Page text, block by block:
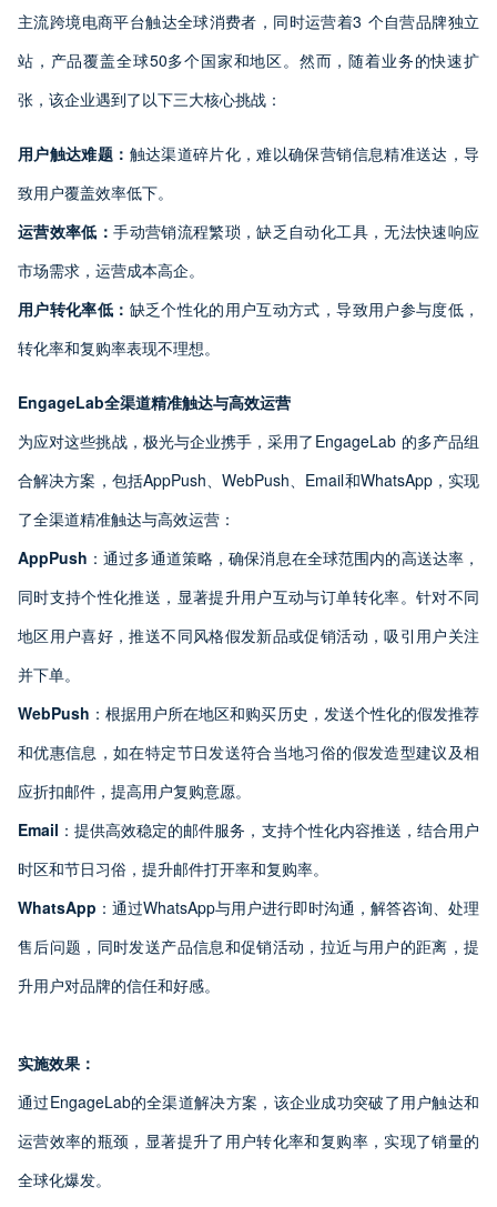
主流跨境电商平台触达全球消费者，同时运营着3 个自营品牌独立
站，产品覆盖全球50多个国家和地区。然而，随着业务的快速扩
张，该企业遇到了以下三大核心挑战：
用户触达难题： 触达渠道碎片化，难以确保营销信息精准送达，导
致用户覆盖效率低下。
运营效率低：手动营销流程繁琐，缺乏自动化工具，无法快速响应
市场需求，运营成本高企。
用户转化率低： 缺乏个性化的用户互动方式，导致用户参与度低，
转化率和复购率表现不理想。
EngageLab全渠道精准触达与高效运营
为应对这些挑战，极光与企业携手，采用了EngageLab 的多产品组
合解决方案，包括AppPush、WebPush、Email和WhatsApp，实现
了全渠道精准触达与高效运营：
AppPush ：通过多通道策略，确保消息在全球范围内的高送达率，
同时支持个性化推送，显著提升用户互动与订单转化率。针对不同
地区用户喜好，推送不同风格假发新品或促销活动，吸引用户关注
并下单。
WebPush ：根据用户所在地区和购买历史，发送个性化的假发推荐
和优惠信息，如在特定节日发送符合当地习俗的假发造型建议及相
应折扣邮件，提高用户复购意愿。
Email ：提供高效稳定的邮件服务，支持个性化内容推送，结合用户
时区和节日习俗，提升邮件打开率和复购率。
WhatsApp ：通过WhatsApp与用户进行即时沟通，解答咨询、处理
售后问题，同时发送产品信息和促销活动，拉近与用户的距离，提
升用户对品牌的信任和好感。
实施效果：
通过EngageLab的全渠道解决方案，该企业成功突破了用户触达和
运营效率的瓶颈，显著提升了用户转化率和复购率，实现了销量的
全球化爆发。